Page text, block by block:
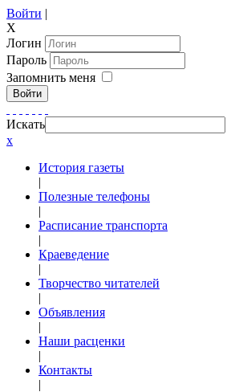
Войти |
X
Логин
Пароль
Запомнить меня
Войти
Искать
x
История газеты
|
Полезные телефоны
|
Расписание транспорта
|
Краеведение
|
Творчество читателей
|
Объявления
|
Наши расценки
|
Контакты
|